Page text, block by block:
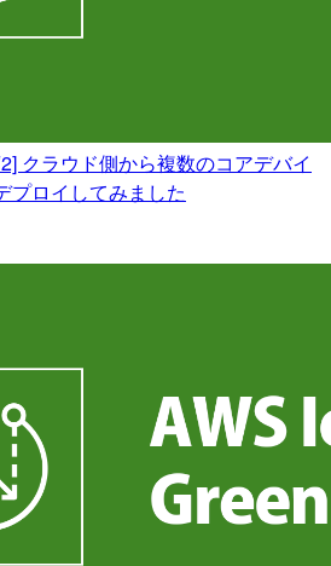
クラウド側から複数のコアデバイ
プロイしてみました